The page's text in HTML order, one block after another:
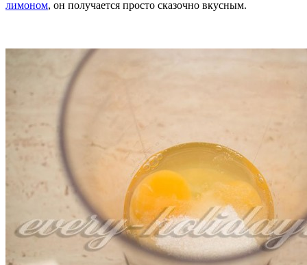
лимоном, он получается просто сказочно вкусным.